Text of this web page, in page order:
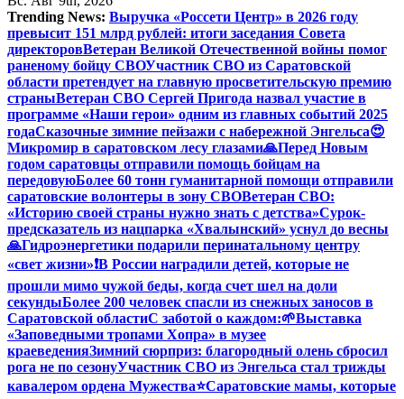
Trending News: Выручка «Россети Центр» в 2026 году
превысит 151 млрд рублей: итоги заседания Совета
директоровВетеран Великой Отечественной войны помог
раненому бойцу СВОУчастник СВО из Саратовской
области претендует на главную просветительскую премию
страныВетеран СВО Сергей Пригода назвал участие в
программе «Наши герои» одним из главных событий 2025
годаСказочные зимние пейзажи с набережной Энгельса😍
Микромир в саратовском лесу глазами🙏Перед Новым
годом саратовцы отправили помощь бойцам на
передовуюБолее 60 тонн гуманитарной помощи отправили
саратовские волонтеры в зону СВОВетеран СВО:
«Историю своей страны нужно знать с детства»Сурок-
предсказатель из нацпарка «Хвалынский» уснул до весны
🙏Гидроэнергетики подарили перинатальному центру
«свет жизни»❗️В России наградили детей, которые не
прошли мимо чужой беды, когда счет шел на доли
секундыБолее 200 человек спасли из снежных заносов в
Саратовской областиС заботой о каждом:🌱Выставка
«Заповедными тропами Хопра» в музее
краеведенияЗимний сюрприз: благородный олень сбросил
рога не по сезонуУчастник СВО из Энгельса стал трижды
кавалером ордена Мужества⭐️Саратовские мамы, которые